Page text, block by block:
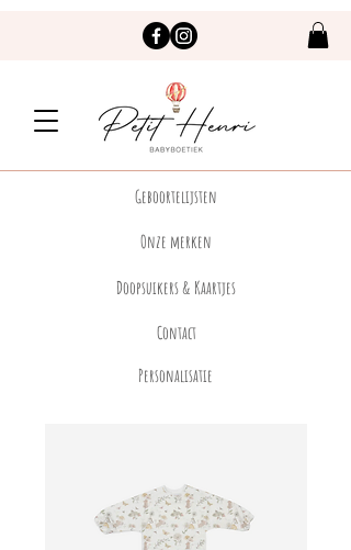
Geboortelijsten
Onze merken
Doopsuikers & Kaartjes
Contact
Personalisatie